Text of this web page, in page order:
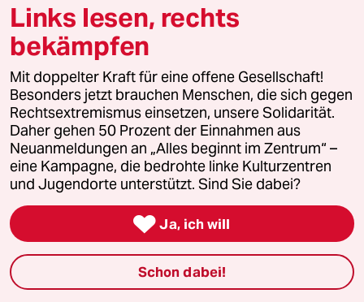
taz Blogs
taz FUTURZWEI
Le Monde diplomatique
taz Archiv
Mehr taz Angebote
Reisen
Links lesen, rechts
bekämpfen
Mit doppelter Kraft für eine offene Gesellschaft!
Besonders jetzt brauchen Menschen, die sich gegen
Rechtsextremismus einsetzen, unsere Solidarität.
Daher gehen 50 Prozent der Einnahmen aus
Neuanmeldungen an „Alles beginnt im Zentrum“ –
eine Kampagne, die bedrohte linke Kulturzentren
und Jugendorte unterstützt. Sind Sie dabei?
 Ja, ich will
Schon dabei!